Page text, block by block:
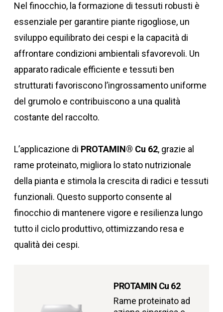
Nel finocchio, la formazione di tessuti robusti è
essenziale per garantire piante rigogliose, un
sviluppo equilibrato dei cespi e la capacità di
affrontare condizioni ambientali sfavorevoli. Un
apparato radicale efficiente e tessuti ben
strutturati favoriscono l’ingrossamento uniforme
del grumolo e contribuiscono a una qualità
costante del raccolto.
L’applicazione di PROTAMIN® Cu 62, grazie al
rame proteinato, migliora lo stato nutrizionale
della pianta e stimola la crescita di radici e tessuti
funzionali. Questo supporto consente al
finocchio di mantenere vigore e resilienza lungo
tutto il ciclo produttivo, ottimizzando resa e
qualità dei cespi.
PROTAMIN Cu 62
Rame proteinato ad